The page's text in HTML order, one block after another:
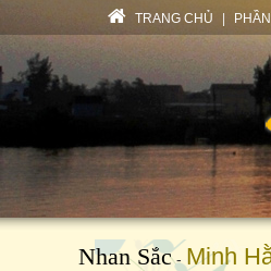
TRANG CHỦ
Nhan Sắc- Minh